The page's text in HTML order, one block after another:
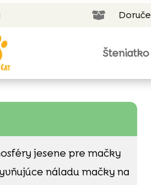

Šteniatko
jesene pre mačky
náladu mačky na